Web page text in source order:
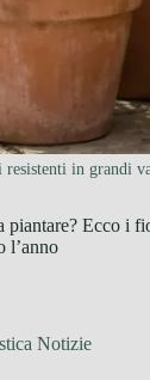
in grandi
piantare? Ecco i
l’anno
Notizie